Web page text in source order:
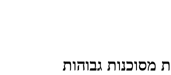
מסוכנות גבוהות